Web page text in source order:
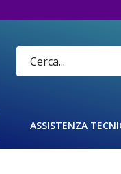
ASSISTENZA